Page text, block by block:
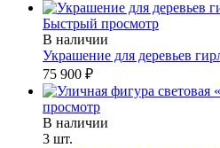
Быстрый просмотр
В наличии
Украшение для деревьев
75 900 ₽
просмотр
В наличии
3 шт.